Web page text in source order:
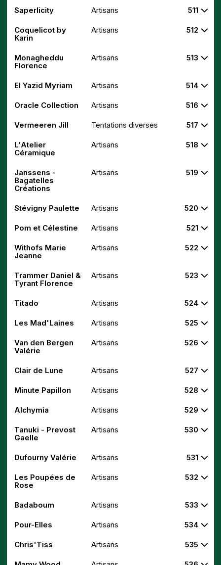
Saperlicity Artisans 511
Coquelicot by
Karin
Artisans 512
Monagheddu
Florence
Artisans 513
El Yazid Myriam Artisans 514
Oracle Collection Artisans 516
Vermeeren Jill Tentations diverses 517
L'Atelier
Céramique
Artisans 518
Janssens -
Bagatelles
Créations
Artisans 519
Stévigny Paulette Artisans 520
Pom et Célestine Artisans 521
Withofs Marie
Jeanne
Artisans 522
Trammer Daniel &
Tyrant Florence
Artisans 523
Titado Artisans 524
Les Mad'Laines Artisans 525
Van den Bergen
Valérie
Artisans 526
Clair de Lune Artisans 527
Minute Papillon Artisans 528
Alchymia Artisans 529
Tanuki - Prevost
Gaelle
Artisans 530
Dufourny Valérie Artisans 531
Les Poupées de
Rose
Artisans 532
Badaboum Artisans 533
Pour-Elles Artisans 534
Chris'Tiss Artisans 535